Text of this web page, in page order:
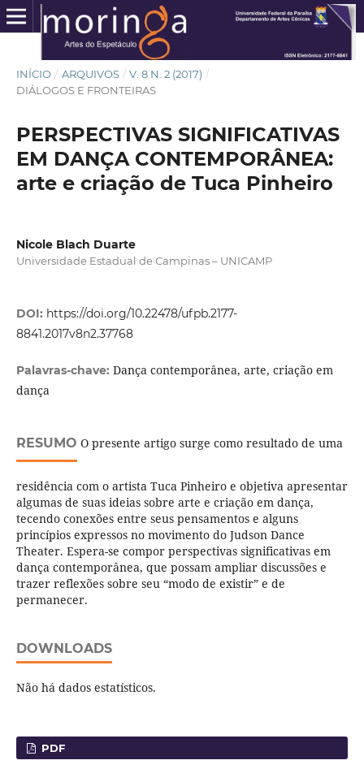
INÍCIO / ARQUIVOS / V. 8 N. 2 (2017) /
DIÁLOGOS E FRONTEIRAS
PERSPECTIVAS SIGNIFICATIVAS
EM DANÇA CONTEMPORÂNEA:
arte e criação de Tuca Pinheiro
Nicole Blach Duarte
Universidade Estadual de Campinas – UNICAMP
DOI: https://doi.org/10.22478/ufpb.2177-
8841.2017v8n2.37768
Palavras-chave: Dança contemporânea, arte, criação em
dança
RESUMO O presente artigo surge como resultado de uma
residência com o artista Tuca Pinheiro e objetiva apresentar
algumas de suas ideias sobre arte e criação em dança,
tecendo conexões entre seus pensamentos e alguns
princípios expressos no movimento do Judson Dance
Theater. Espera-se compor perspectivas significativas em
dança contemporânea, que possam ampliar discussões e
trazer reflexões sobre seu “modo de existir” e de
permanecer.
DOWNLOADS
Não há dados estatísticos.
PDF